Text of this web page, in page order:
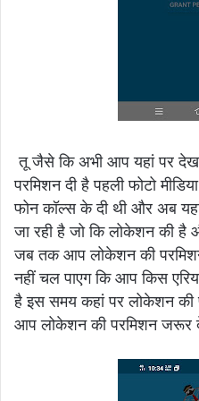
तू जैसे कि अभी आप यहां पर
परमिशन दी है पहली फोटो
फोन कॉल्स के दी थी और अब
जा रही है जो कि लोकेशन की है
जब तक आप लोकेशन की
नहीं चल पाएग कि आप किस
है इस समय कहां पर लोकेशन की
आप लोकेशन की परमिशन जरूर